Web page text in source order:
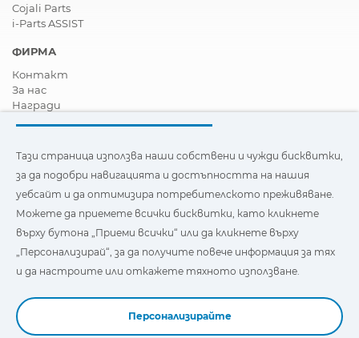
Cojali Parts
i-Parts ASSIST
ФИРМА
Контакт
За нас
Награди
Станете дистрибутор
Новини
Видеа
FAQ - Често задавани въпроси
трети страни, за да подобри навигацията и
достъпността на нашия уебсайт и да оптимизира
потребителското изживяване. Можете да кликнете
тях и да зададете или откажете използването им.
Тази страница използва наши собствени и чужди бисквитки,
за да подобри навигацията и достъпността на нашия
уебсайт и да оптимизира потребителското преживяване.
Можете да приемете всички бисквитки, като кликнете
върху бутона „Приеми всички“ или да кликнете върху
„Персонализирай“, за да получите повече информация за тях
и да настроите или откажете тяхното използване.
Персонализирайте